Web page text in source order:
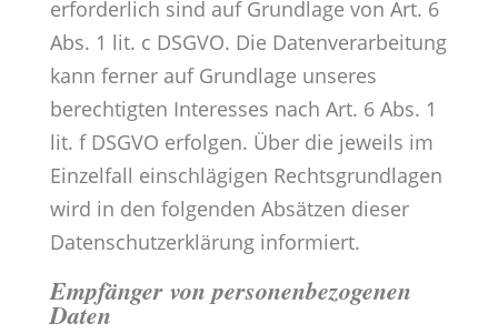
erforderlich sind auf Grundlage von Art. 6
Abs. 1 lit. c DSGVO. Die Datenverarbeitung
kann ferner auf Grundlage unseres
berechtigten Interesses nach Art. 6 Abs. 1
lit. f DSGVO erfolgen. Über die jeweils im
Einzelfall einschlägigen Rechtsgrundlagen
wird in den folgenden Absätzen dieser
Datenschutzerklärung informiert.
Empfänger von personenbezogenen
Daten